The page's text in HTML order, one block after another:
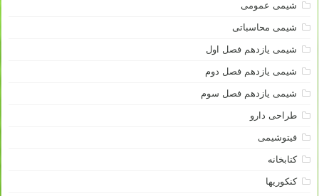
شیمی عمومی
شیمی محاسباتی
شیمی یازدهم فصل اول
شیمی یازدهم فصل دوم
شیمی یازدهم فصل سوم
طراحی دارو
فیتوشیمی
کتابخانه
کنکوریها